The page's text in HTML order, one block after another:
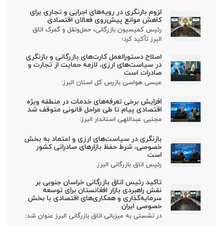
لزوم بازنگری در رویه‌های اجرایی و تجاری برای
کاهش موانع پیش‌روی فعالان اقتصادی
رئیس کمیسیون بازرگانی، حمل‌ونقل و گمرک اتاق
البرز تأکید کرد؛
اصلاح دستورالعمل کارت‌های بازرگانی و بازنگری
در سیاست‌های ارزی، لازمه حمایت از تجارت و
صادرات است
عیسی هواسی بازرس کل استان البرز:
افزایش برخی تعرفه‌های خدمات در منطقه ویژه
اقتصادی پیام تا طی مراحل قانونی متوقف شد
مجتبی عبداللهی استاندار البرز:
بازنگری در سیاست‌های ارزی و اعتماد به بخش
خصوصی، شرط حفظ بازارهای صادراتی کشور
است
رئیس اتاق بازرگانی البرز:
تاکید رئیس اتاق بازرگانی خراسان جنوبی بر
نقش راهبردی بازار افغانستان برای توسعه
سرمایه‌گذاری و همکاری‌های اقتصادی با بخش
خصوصی ایران
در نشستی به میزبانی اتاق بازرگانی البرز عنوان شد: